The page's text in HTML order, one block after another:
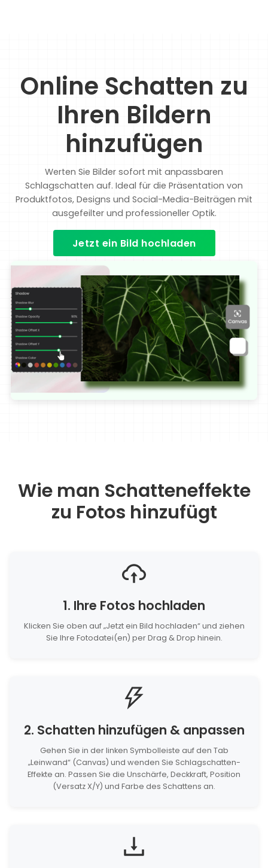
Online Schatten zu
Ihren Bildern
hinzufügen
Werten Sie Bilder sofort mit anpassbaren
Schlagschatten auf. Ideal für die Präsentation von
Produktfotos, Designs und Social-Media-Beiträgen mit
ausgefeilter und professioneller Optik.
Jetzt ein Bild hochladen
Wie man Schatteneffekte
zu Fotos hinzufügt
1. Ihre Fotos hochladen
Klicken Sie oben auf „Jetzt ein Bild hochladen“ und ziehen
Sie Ihre Fotodatei(en) per Drag & Drop hinein.
2. Schatten hinzufügen & anpassen
Gehen Sie in der linken Symbolleiste auf den Tab
„Leinwand“ (Canvas) und wenden Sie Schlagschatten-
Effekte an. Passen Sie die Unschärfe, Deckkraft, Position
(Versatz X/Y) und Farbe des Schattens an.